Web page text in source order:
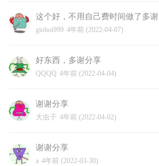
这个好，不用自己费时间做了多谢
gioboi999 4年前 (2022-04-07)
好东西，多谢分享
QQQQ 4年前 (2022-04-04)
谢谢分享
大虫子 4年前 (2022-04-02)
谢谢分享
a 4年前 (2022-03-30)